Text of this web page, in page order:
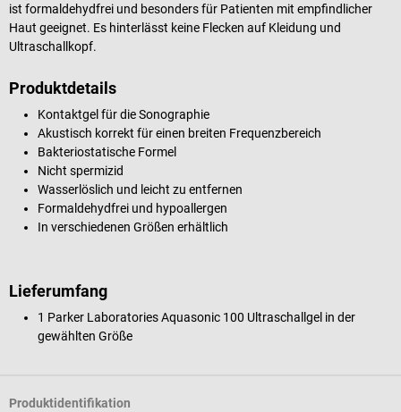
ist formaldehydfrei und besonders für Patienten mit empfindlicher
Haut geeignet. Es hinterlässt keine Flecken auf Kleidung und
Ultraschallkopf.
Produktdetails
Kontaktgel für die Sonographie
Akustisch korrekt für einen breiten Frequenzbereich
Bakteriostatische Formel
Nicht spermizid
Wasserlöslich und leicht zu entfernen
Formaldehydfrei und hypoallergen
In verschiedenen Größen erhältlich
Lieferumfang
1 Parker Laboratories Aquasonic 100 Ultraschallgel in der
gewählten Größe
Produktidentifikation